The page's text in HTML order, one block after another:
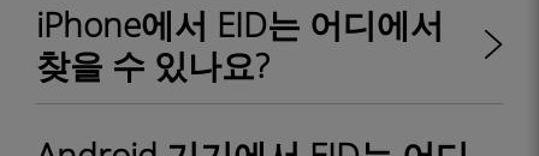
iPhone에서 EID는 어디에서
찾을 수 있나요?